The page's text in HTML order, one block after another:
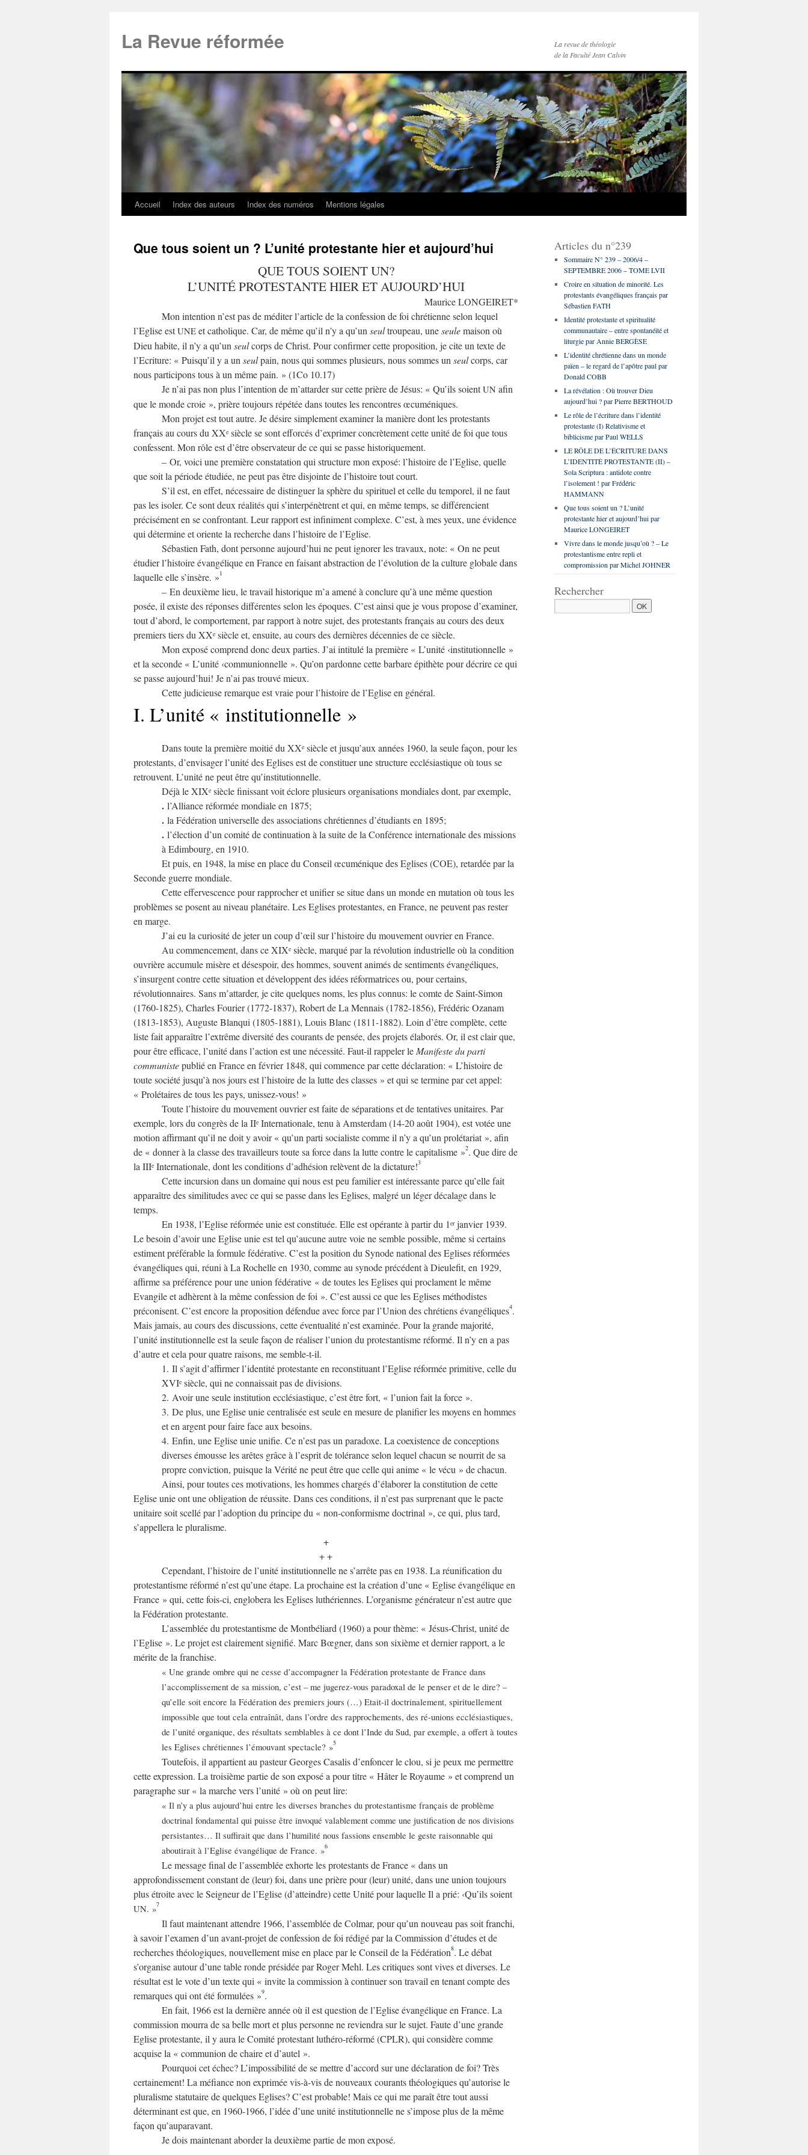
La Revue réformée
La revue de théologie
de la Faculté Jean Calvin
Accueil Index des auteurs Index des numéros Mentions légales
Que tous soient un ? L’unité protestante hier et aujourd’hui
QUE TOUS SOIENT UN?
L’UNITÉ PROTESTANTE HIER ET AUJOURD’HUI
Maurice LONGEIRET*
Mon intention n’est pas de méditer l’article de la confession de foi chrétienne selon lequel
l’Eglise estUNE et catholique. Car, de même qu’il n’y a qu’un seultroupeau, uneseulemaison où
Dieu habite, il n’y a qu’un seulcorps de Christ. Pour confirmer cette proposition, je cite un texte de
l’Ecriture: « Puisqu’il y a un seulpain, nous qui sommes plusieurs, nous sommes un seulcorps, car
nous participons tous à un même pain. » (1Co 10.17)
Je n’ai pas non plus l’intention de m’attarder sur cette prière de Jésus: « Qu’ils soientUN afin
que le monde croie », prière toujours répétée dans toutes les rencontres œcuméniques.
Mon projet est tout autre. Je désire simplement examiner la manière dont les protestants
français au cours du XXe siècle se sont efforcés d’exprimer concrètement cette unité de foi que tous
confessent. Mon rôle est d’être observateur de ce qui se passe historiquement.
– Or, voici une première constatation qui structure mon exposé: l’histoire de l’Eglise, quelle
que soit la période étudiée, ne peut pas être disjointe de l’histoire tout court.
S’il est, en effet, nécessaire de distinguer la sphère du spirituel et celle du temporel, il ne faut
pas les isoler. Ce sont deux réalités qui s’interpénètrent et qui, en même temps, se différencient
précisément en se confrontant. Leur rapport est infiniment complexe. C’est, à mes yeux, une évidence
qui détermine et oriente la recherche dans l’histoire de l’Eglise.
Sébastien Fath, dont personne aujourd’hui ne peut ignorer les travaux, note: « On ne peut
étudier l’histoire évangélique en France en faisant abstraction de l’évolution de la culture globale dans
laquelle elle s’insère. »1
– En deuxième lieu, le travail historique m’a amené à conclure qu’à une même question
posée, il existe des réponses différentes selon les époques. C’est ainsi que je vous propose d’examiner,
tout d’abord, le comportement, par rapport à notre sujet, des protestants français au cours des deux
premiers tiers du XXe siècle et, ensuite, au cours des dernières décennies de ce siècle.
Mon exposé comprend donc deux parties. J’ai intitulé la première « L’unité ‹institutionnelle »
et la seconde « L’unité ‹communionnelle ». Qu’on pardonne cette barbare épithète pour décrire ce qui
se passe aujourd’hui! Je n’ai pas trouvé mieux.
Cette judicieuse remarque est vraie pour l’histoire de l’Eglise en général.
I. L’unité « institutionnelle »
Dans toute la première moitié du XXe siècle et jusqu’aux années 1960, la seule façon, pour les
protestants, d’envisager l’unité des Eglises est de constituer une structure ecclésiastique où tous se
retrouvent. L’unité ne peut être qu’institutionnelle.
Déjà le XIXe siècle finissant voit éclore plusieurs organisations mondiales dont, par exemple,
. l’Alliance réformée mondiale en 1875;
. la Fédération universelle des associations chrétiennes d’étudiants en 1895;
. l’élection d’un comité de continuation à la suite de la Conférence internationale des missions
à Edimbourg, en 1910.
Et puis, en 1948, la mise en place du Conseil œcuménique des Eglises (COE), retardée par la
Seconde guerre mondiale.
Cette effervescence pour rapprocher et unifier se situe dans un monde en mutation où tous les
problèmes se posent au niveau planétaire. Les Eglises protestantes, en France, ne peuvent pas rester
en marge.
J’ai eu la curiosité de jeter un coup d’œil sur l’histoire du mouvement ouvrier en France.
Au commencement, dans ce XIXe siècle, marqué par la révolution industrielle où la condition
ouvrière accumule misère et désespoir, des hommes, souvent animés de sentiments évangéliques,
s’insurgent contre cette situation et développent des idées réformatrices ou, pour certains,
révolutionnaires. Sans m’attarder, je cite quelques noms, les plus connus: le comte de Saint-Simon
(1760-1825), Charles Fourier (1772-1837), Robert de La Mennais (1782-1856), Frédéric Ozanam
(1813-1853), Auguste Blanqui (1805-1881), Louis Blanc (1811-1882). Loin d’être complète, cette
liste fait apparaître l’extrême diversité des courants de pensée, des projets élaborés. Or, il est clair que,
pour être efficace, l’unité dans l’action est une nécessité. Faut-il rappeler le Manifeste du parti
communistepublié en France en février 1848, qui commence par cette déclaration: « L’histoire de
toute société jusqu’à nos jours est l’histoire de la lutte des classes » et qui se termine par cet appel:
« Prolétaires de tous les pays, unissez-vous! »
Toute l’histoire du mouvement ouvrier est faite de séparations et de tentatives unitaires. Par
exemple, lors du congrès de la IIe Internationale, tenu à Amsterdam (14-20 août 1904), est votée une
motion affirmant qu’il ne doit y avoir « qu’un parti socialiste comme il n’y a qu’un prolétariat », afin
de « donner à la classe des travailleurs toute sa force dans la lutte contre le capitalisme »2. Que dire de
la IIIe Internationale, dont les conditions d’adhésion relèvent de la dictature!3
Cette incursion dans un domaine qui nous est peu familier est intéressante parce qu’elle fait
apparaître des similitudes avec ce qui se passe dans les Eglises, malgré un léger décalage dans le
temps.
En 1938, l’Eglise réformée unie est constituée. Elle est opérante à partir du 1erjanvier 1939.
Le besoin d’avoir une Eglise unie est tel qu’aucune autre voie ne semble possible, même si certains
estiment préférable la formule fédérative. C’est la position du Synode national des Eglises réformées
évangéliques qui, réuni à La Rochelle en 1930, comme au synode précédent à Dieulefit, en 1929,
affirme sa préférence pour une union fédérative « de toutes les Eglises qui proclament le même
Evangile et adhèrent à la même confession de foi ». C’est aussi ce que les Eglises méthodistes
préconisent. C’est encore la proposition défendue avec force par l’Union des chrétiens évangéliques4.
Mais jamais, au cours des discussions, cette éventualité n’est examinée. Pour la grande majorité,
l’unité institutionnelle est la seule façon de réaliser l’union du protestantisme réformé. Il n’y en a pas
d’autre et cela pour quatre raisons, me semble-t-il.
1. Il s’agit d’affirmer l’identité protestante en reconstituant l’Eglise réformée primitive, celle du
XVIe siècle, qui ne connaissait pas de divisions.
2. Avoir une seule institution ecclésiastique, c’est être fort, « l’union fait la force ».
3. De plus, une Eglise unie centralisée est seule en mesure de planifier les moyens en hommes
et en argent pour faire face aux besoins.
4. Enfin, une Eglise unie unifie. Ce n’est pas un paradoxe. La coexistence de conceptions
diverses émousse les arêtes grâce à l’esprit de tolérance selon lequel chacun se nourrit de sa
propre conviction, puisque la Vérité ne peut être que celle qui anime « le vécu » de chacun.
Ainsi, pour toutes ces motivations, les hommes chargés d’élaborer la constitution de cette
Eglise unie ont une obligation de réussite. Dans ces conditions, il n’est pas surprenant que le pacte
unitaire soit scellé par l’adoption du principe du « non-conformisme doctrinal », ce qui, plus tard,
s’appellera le pluralisme.
+
+ +
Cependant, l’histoire de l’unité institutionnelle ne s’arrête pas en 1938. La réunification du
protestantisme réformé n’est qu’une étape. La prochaine est la création d’une « Eglise évangélique en
France » qui, cette fois-ci, englobera les Eglises luthériennes. L’organisme générateur n’est autre que
la Fédération protestante.
L’assemblée du protestantisme de Montbéliard (1960) a pour thème: « Jésus-Christ, unité de
l’Eglise ». Le projet est clairement signifié. Marc Bœgner, dans son sixième et dernier rapport, a le
mérite de la franchise.
« Une grande ombre qui ne cesse d’accompagner la Fédération protestante de France dans
l’accomplissement de sa mission, c’est – me jugerez-vous paradoxal de le penser et de le dire? –
qu’elle soit encore la Fédération des premiers jours (…) Etait-il doctrinalement, spirituellement
impossible que tout cela entraînât, dans l’ordre des rapprochements, des ré-unions ecclésiastiques,
de l’unité organique, des résultats semblables à ce dont l’Inde du Sud, par exemple, a offert à toutes
les Eglises chrétiennes l’émouvant spectacle? »5
Toutefois, il appartient au pasteur Georges Casalis d’enfoncer le clou, si je peux me permettre
cette expression. La troisième partie de son exposé a pour titre « Hâter le Royaume » et comprend un
paragraphe sur « la marche vers l’unité » où on peut lire:
« Il n’y a plus aujourd’hui entre les diverses branches du protestantisme français de problème
doctrinal fondamental qui puisse être invoqué valablement comme une justification de nos divisions
persistantes… Il suffirait que dans l’humilité nous fassions ensemble le geste raisonnable qui
aboutirait à l’Eglise évangélique de France. »6
Le message final de l’assemblée exhorte les protestants de France « dans un
approfondissement constant de (leur) foi, dans une prière pour (leur) unité, dans une union toujours
plus étroite avec le Seigneur de l’Eglise (d’atteindre) cette Unité pour laquelle Il a prié: ‹Qu’ils soient
UN. »7
Il faut maintenant attendre 1966, l’assemblée de Colmar, pour qu’un nouveau pas soit franchi,
à savoir l’examen d’un avant-projet de confession de foi rédigé par la Commission d’études et de
recherches théologiques, nouvellement mise en place par le Conseil de la Fédération8. Le débat
s’organise autour d’une table ronde présidée par Roger Mehl. Les critiques sont vives et diverses. Le
résultat est le vote d’un texte qui « invite la commission à continuer son travail en tenant compte des
remarques qui ont été formulées »9.
En fait, 1966 est la dernière année où il est question de l’Eglise évangélique en France. La
commission mourra de sa belle mort et plus personne ne reviendra sur le sujet. Faute d’une grande
Eglise protestante, il y aura le Comité protestant luthéro-réformé (CPLR), qui considère comme
acquise la « communion de chaire et d’autel ».
Pourquoi cet échec? L’impossibilité de se mettre d’accord sur une déclaration de foi? Très
certainement! La méfiance non exprimée vis-à-vis de nouveaux courants théologiques qu’autorise le
pluralisme statutaire de quelques Eglises? C’est probable! Mais ce qui me paraît être tout aussi
déterminant est que, en 1960-1966, l’idée d’une unité institutionnelle ne s’impose plus de la même
façon qu’auparavant.
Je dois maintenant aborder la deuxième partie de mon exposé.
Articles du n°239
Sommaire N° 239 – 2006/4 –
SEPTEMBRE 2006 – TOME LVII
Croire en situation de minorité. Les
protestants évangéliques français par
Sébastien FATH
Identité protestante et spiritualité
communautaire – entre spontanéité et
liturgie par Annie BERGÈSE
L’identité chrétienne dans un monde
païen – le regard de l’apôtre paul par
Donald COBB
La révélation : Où trouver Dieu
aujourd’hui ? par Pierre BERTHOUD
Le rôle de l’écriture dans l’identité
protestante (I) Relativisme et
biblicisme par Paul WELLS
LE RÔLE DE L’ÉCRITURE DANS
L’IDENTITÉ PROTESTANTE (II) –
Sola Scriptura : antidote contre
l’isolement ! par Frédéric
HAMMANN
Que tous soient un ? L’unité
protestante hier et aujourd’hui par
Maurice LONGEIRET
Vivre dans le monde jusqu’où ? – Le
protestantisme entre repli et
compromission par Michel JOHNER
Rechercher